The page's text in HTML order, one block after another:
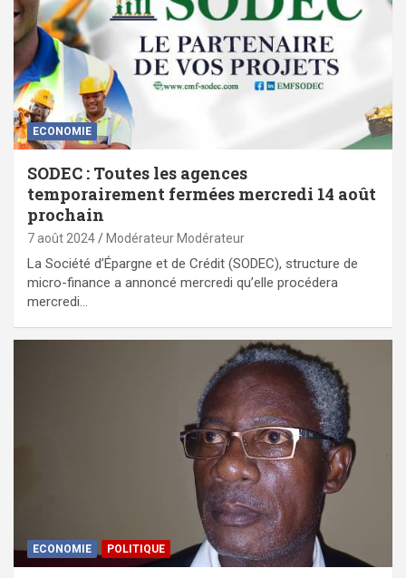
ECONOMIE
SODEC : Toutes les agences
temporairement fermées mercredi 14 août
prochain
7 août 2024 Modérateur Modérateur
La Société d’Épargne et de Crédit (SODEC), structure de
micro-finance a annoncé mercredi qu’elle procédera
mercredi…
ECONOMIE POLITIQUE